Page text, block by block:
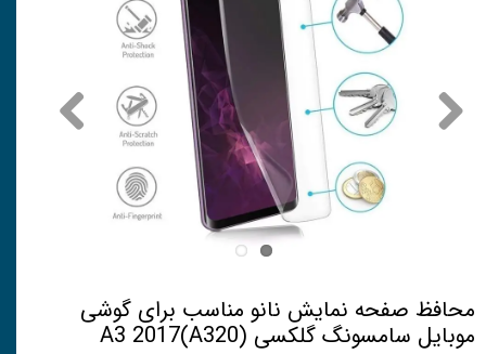
محافظ صفحه نمایش نانو مناسب برای گوشی
موبایل سامسونگ گلکسی A3 2017(A320)